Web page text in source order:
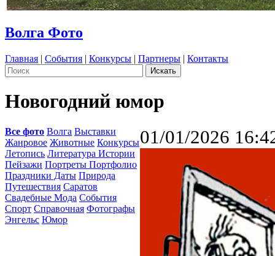
Волга Фото
Главная | События | Конкурсы | Партнеры | Контакты
Новогодний юмор
Все фото Волга Выставки
Жанровое Животные Конкурсы
Летопись Литература Истории
Пейзажи Портреты Портфолио
Праздники Даты Природа
Путешествия Саратов
Свадебные Мода События
Спорт Справочная Фотографы
Энгельс Юмор
01/01/2026